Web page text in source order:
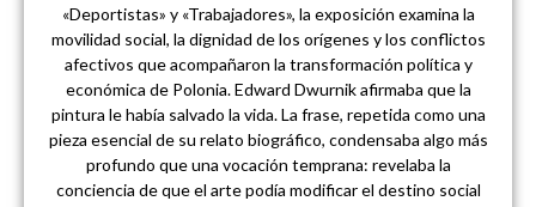
«Deportistas» y «Trabajadores», la exposición examina la
movilidad social, la dignidad de los orígenes y los conflictos
afectivos que acompañaron la transformación política y
económica de Polonia. Edward Dwurnik afirmaba que la
pintura le había salvado la vida. La frase, repetida como una
pieza esencial de su relato biográfico, condensaba algo más
profundo que una vocación temprana: revelaba la
conciencia de que el arte podía modificar el destino social